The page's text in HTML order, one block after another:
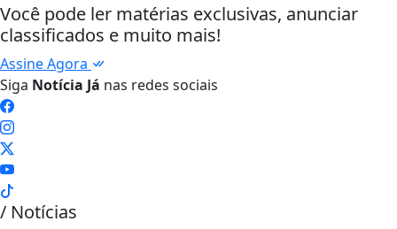
Você pode ler matérias exclusivas, anunciar
classificados e muito mais!
Assine Agora
Siga Notícia Já nas redes sociais
/ Notícias